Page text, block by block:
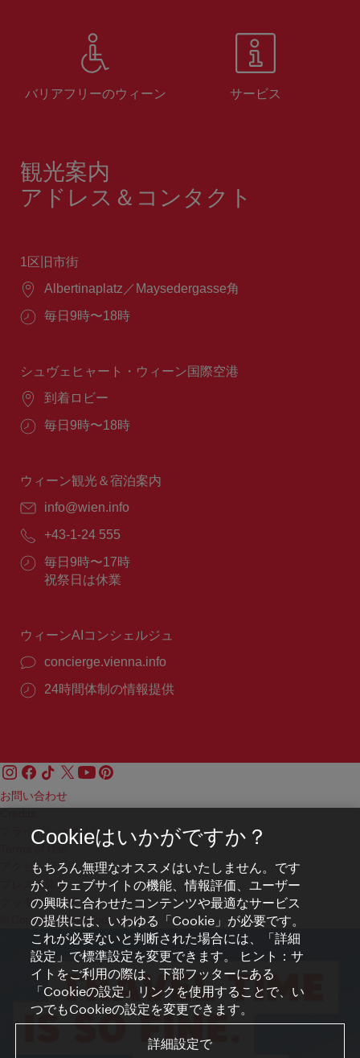
バリアフリーのウィーン サービス
観光案内
アドレス＆コンタクト
1区旧市街
場
所：
Albertinaplatz／Maysedergasse角
営
間：
毎日9時〜18時
シュヴェヒャート・ウィーン国際空港
場
所：
到着ロビー
営
間：
毎日9時〜18時
ウィーン観光＆宿泊案内
E
ー
ル：
info@wien.info
電
話
番
号：
+43-1-24 555
営
業
毎日9時〜17時
祝祭日は休業
ウィーンAIコンシェルジュ
concierge.vienna.info
24時間体制の情報提供
お問い合わせ
プライバシーポリシー
アクセシビリティ
プレス連絡先
クッキーの設定
© Copyright WienTourismus
Cookieはいかがですか？
もちろん無理なオススメはいたしません。です
が、ウェブサイトの機能、情報評価、ユーザー
の興味に合わせたコンテンツや最適なサービス
の提供には、いわゆる「Cookie」が必要です。
これが必要ないと判断された場合には、「詳細
設定」で標準設定を変更できます。 ヒント：サ
イトをご利用の際は、下部フッターにある
「Cookieの設定」リンクを使用することで、い
つでもCookieの設定を変更できます。
詳細設定で